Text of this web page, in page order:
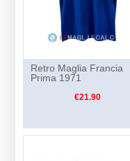
Retro Maglia Francia
Prima 1971
€21.90